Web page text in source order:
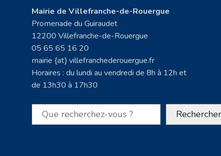
Mairie de Villefranche-de-Rouergue
Promenade du Guiraudet
12200 Villefranche-de-Rouergue
05 65 65 16 20
mairie {at} villefranchederouergue.fr
Horaires : du lundi au vendredi de 8h à 12h et
de 13h30 à 17h30
Rechercher Rechercher